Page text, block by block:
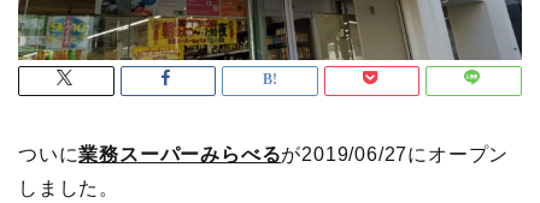
ついに業務スーパーみらべるが2019/06/27にオープン
しました。